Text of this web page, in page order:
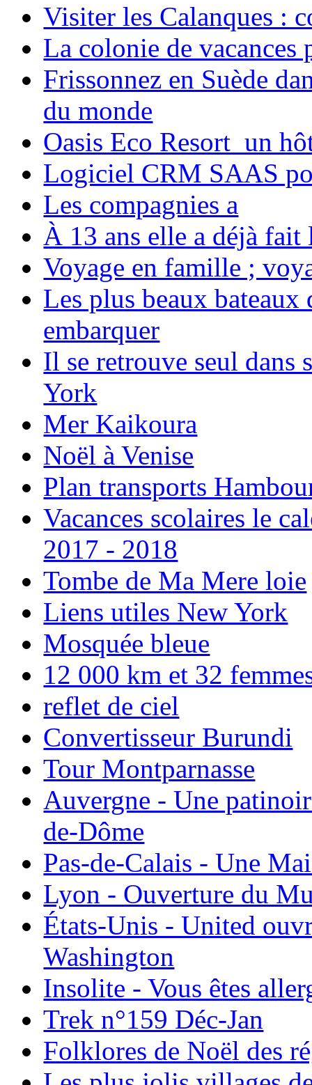
Visiter les Calanques :
La colonie de vacances
Frissonnez en Suède
du monde
Oasis Eco Resort un
Logiciel CRM SAAS
Les compagnies a
À 13 ans elle a déjà
Voyage en famille ;
Les plus beaux bateaux
embarquer
Il se retrouve seul dans
York
Mer Kaikoura
Noël à Venise
Plan transports
Vacances scolaires le
2017 - 2018
Tombe de Ma Mere loie
Liens utiles New York
Mosquée bleue
12 000 km et 32
reflet de ciel
Convertisseur Burundi
Tour Montparnasse
Auvergne - Une
de-Dôme
Pas-de-Calais - Une
Lyon - Ouverture du
États-Unis - United
Washington
Insolite - Vous êtes
Trek n°159 Déc-Jan
Folklores de Noël des